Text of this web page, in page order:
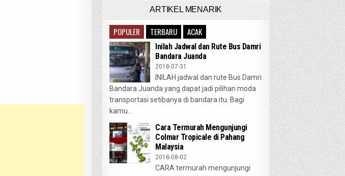
ARTIKEL MENARIK
POPULER TERBARU ACAK
Inilah Jadwal dan Rute Bus Damri
Bandara Juanda
2018-07-31
INILAH jadwal dan rute Bus Damri
Bandara Juanda yang dapat jadi pilihan moda
transportasi setibanya di bandara itu. Bagi
kamu...
Cara Termurah Mengunjungi
Colmar Tropicale di Pahang
Malaysia
2018-08-02
CARA termurah mengunjungi